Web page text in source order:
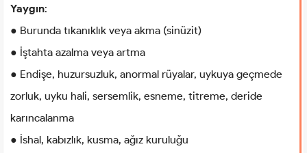
Yaygın:
● Burunda tıkanıklık veya akma (sinüzit)
● İştahta azalma veya artma
● Endişe, huzursuzluk, anormal rüyalar, uykuya geçmede
zorluk, uyku hali, sersemlik, esneme, titreme, deride
karıncalanma
● İshal, kabızlık, kusma, ağız kuruluğu